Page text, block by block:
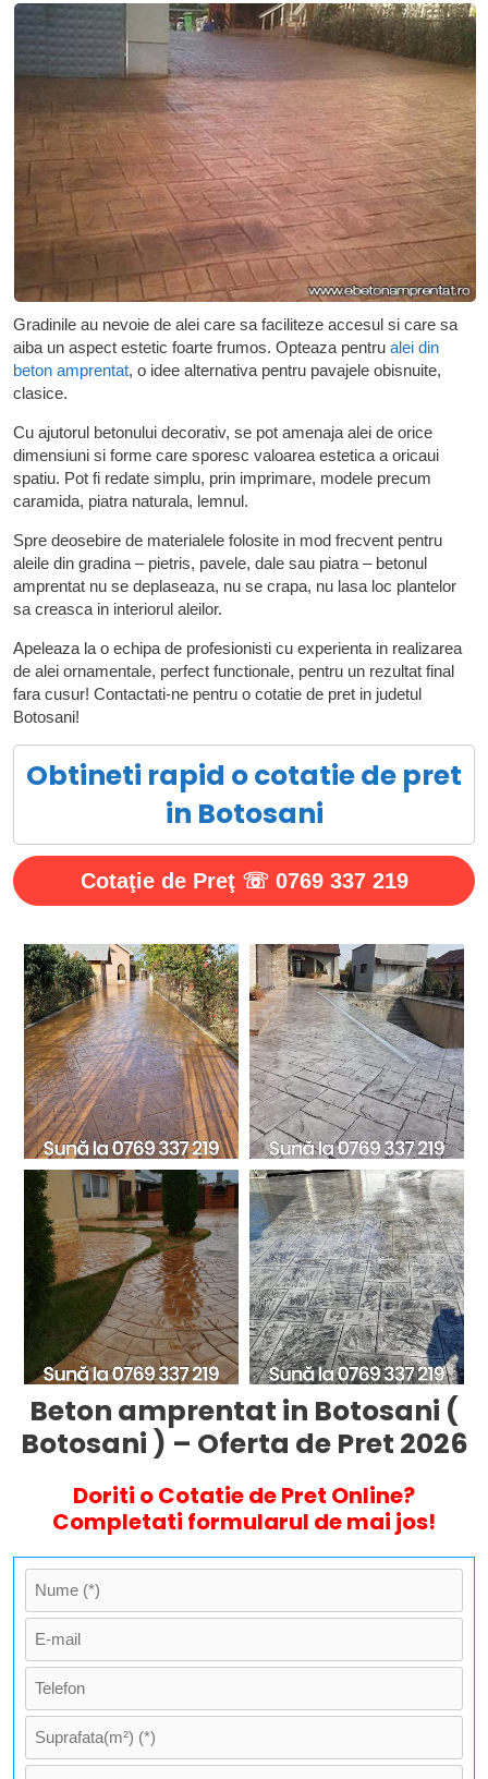
Gradinile au nevoie de alei care sa faciliteze accesul si care sa
aiba un aspect estetic foarte frumos. Opteaza pentru alei din
beton amprentat, o idee alternativa pentru pavajele obisnuite,
clasice.
Cu ajutorul betonului decorativ, se pot amenaja alei de orice
dimensiuni si forme care sporesc valoarea estetica a oricaui
spatiu. Pot fi redate simplu, prin imprimare, modele precum
caramida, piatra naturala, lemnul.
Spre deosebire de materialele folosite in mod frecvent pentru
aleile din gradina – pietris, pavele, dale sau piatra – betonul
amprentat nu se deplaseaza, nu se crapa, nu lasa loc plantelor
sa creasca in interiorul aleilor.
Apeleaza la o echipa de profesionisti cu experienta in realizarea
de alei ornamentale, perfect functionale, pentru un rezultat final
fara cusur! Contactati-ne pentru o cotatie de pret in judetul
Botosani!
Obtineti rapid o cotatie de pret
in Botosani
Cotaţie de Preţ ☏ 0769 337 219
Beton amprentat in Botosani (
Botosani ) – Oferta de Pret 2026
Doriti o Cotatie de Pret Online?
Completati formularul de mai jos!